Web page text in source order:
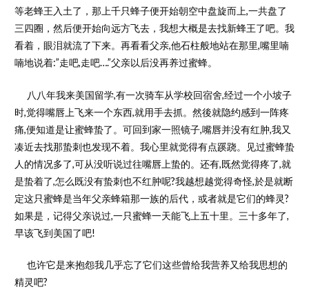
等老蜂王入土了，那上千只蜂子便开始朝空中盘旋而上,一共盘了
三四圈，然后便开始向远方飞去，我想大概是去找新蜂王了吧。我
看着，眼泪就流了下来。再看看父亲,他石柱般地站在那里,嘴里喃
喃地说着:”走吧,走吧….”父亲以后没再养过蜜蜂。
八八年我来美国留学,有一次骑车从学校回宿舍,经过一个小坡子
时,觉得嘴唇上飞来一个东西,就用手去抓。然後就隐约感到一阵疼
痛,便知道是让蜜蜂蛰了。可回到家一照镜子,嘴唇并没有红肿,我又
凑近去找那蛰刺也发现不着。我心里就觉得有点蹊跷。见过蜜蜂蛰
人的情况多了,可从没听说过往嘴唇上蛰的。还有,既然觉得疼了,就
是蛰着了,怎么既没有蛰刺也不红肿呢?我越想越觉得奇怪,於是就断
定这只蜜蜂是当年父亲蜂箱那一族的后代，或者就是它们的蜂灵?
如果是，记得父亲说过,一只蜜蜂一天能飞上五十里。三十多年了,
早该飞到美国了吧!
也许它是来抱怨我几乎忘了它们这些曾给我营养又给我思想的
精灵吧?